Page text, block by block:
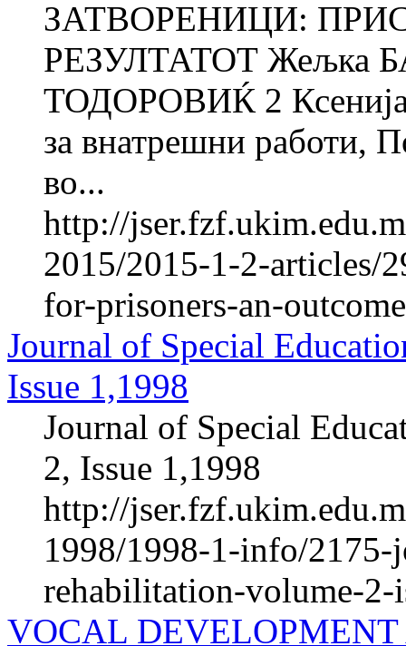
ЗАТВОРЕНИЦИ:
РЕЗУЛТАТОТ Жељка
ТОДОРОВИЌ 2
за внатрешни работи,
во...
http://
2015/2015-1-2-articles/
for-prisoners-an-
Journal of Special
Issue 1,1998
Journal of Special
2, Issue 1,1998
http://
1998/1998-1-info/2175-
rehabilitation-volume-2-
VOCAL